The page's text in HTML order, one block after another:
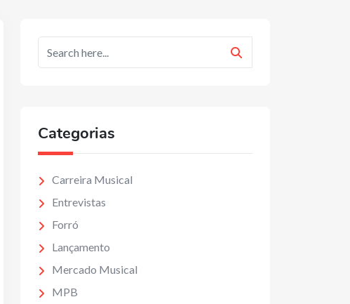
Categorias
Carreira Musical
Entrevistas
Forró
Lançamento
Mercado Musical
MPB